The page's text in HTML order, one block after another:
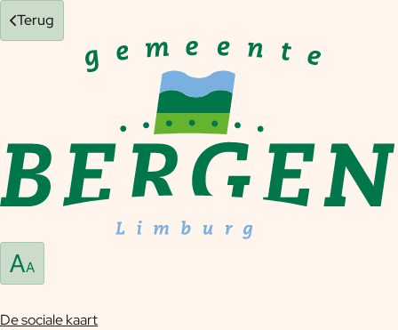
Terug
De sociale kaart